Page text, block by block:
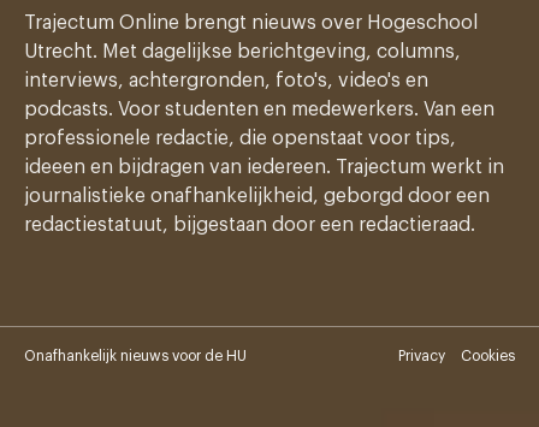
Trajectum Online brengt nieuws over Hogeschool
Utrecht. Met dagelijkse berichtgeving, columns,
interviews, achtergronden, foto's, video's en
podcasts. Voor studenten en medewerkers. Van een
professionele redactie, die openstaat voor tips,
ideeen en bijdragen van iedereen. Trajectum werkt in
journalistieke onafhankelijkheid, geborgd door een
redactiestatuut, bijgestaan door een redactieraad.
Onafhankelijk nieuws voor de HU Privacy Cookies